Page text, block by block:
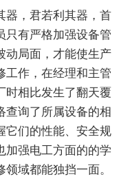
器，君若利其器，首
只有严格加强设备管
动局面，才能使生产
工作，在经理和主管
时相比发生了翻天覆
查询了所属设备的相
它们的性能、安全规
加强电工方面的的学
域都能独挡一面。